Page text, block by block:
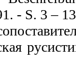
- S. 3 –